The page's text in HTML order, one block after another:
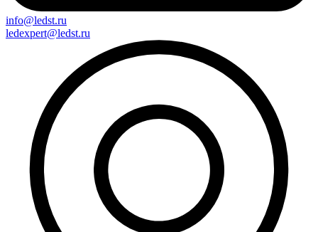
info@ledst.ru
ledexpert@ledst.ru